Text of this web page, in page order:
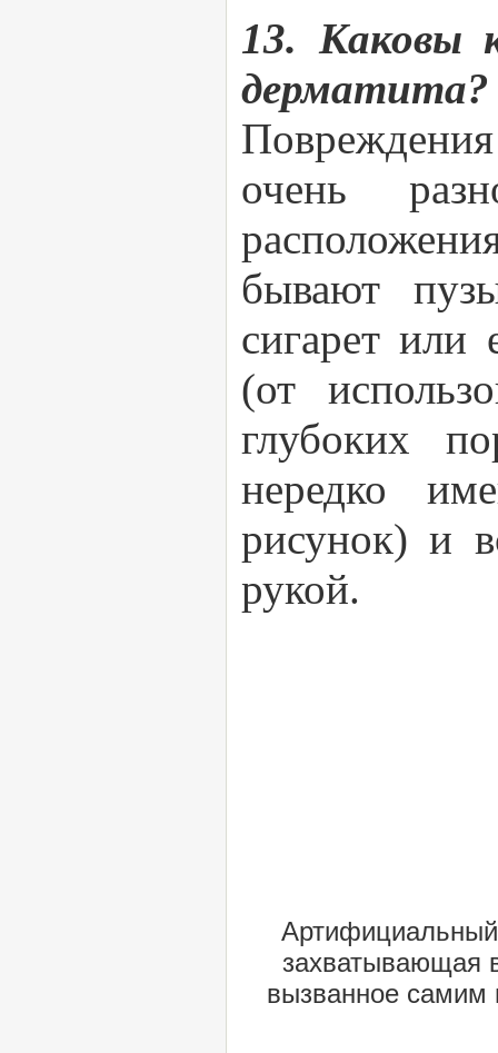
13. Каковы
дерматита?
очень
бывают
сигарет или
(от
глубоких
нередко
рисунок) и
рукой.
захватывающая
вызванное самим